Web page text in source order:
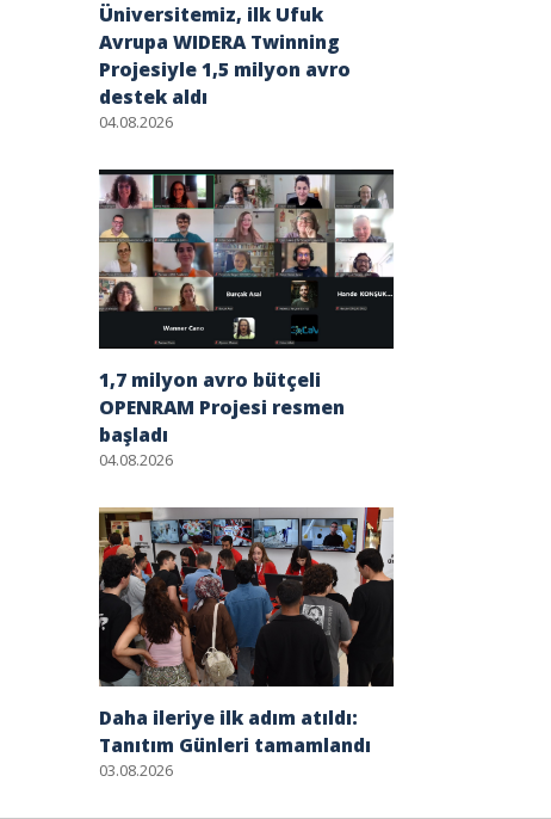
Üniversitemiz, ilk Ufuk
Avrupa WIDERA Twinning
Projesiyle 1,5 milyon avro
destek aldı
04.08.2026
1,7 milyon avro bütçeli
OPENRAM Projesi resmen
başladı
04.08.2026
Daha ileriye ilk adım atıldı:
Tanıtım Günleri tamamlandı
03.08.2026